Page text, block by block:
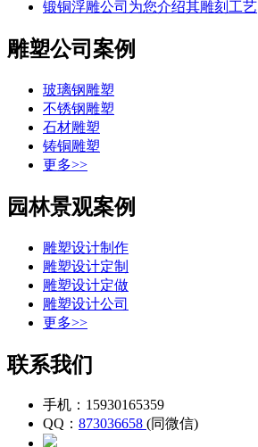
锻铜浮雕公司为您介绍其雕刻工艺
雕塑公司案例
玻璃钢雕塑
不锈钢雕塑
石材雕塑
铸铜雕塑
更多>>
园林景观案例
雕塑设计制作
雕塑设计定制
雕塑设计定做
雕塑设计公司
更多>>
联系我们
手机：15930165359
QQ： 873036658 (同微信)